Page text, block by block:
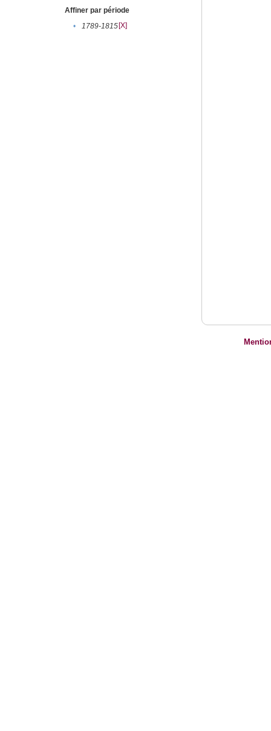
Affiner par période
•
1789-1815[X]